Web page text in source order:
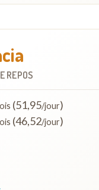
REPOS
(51,95/jour)
(46,52/jour)